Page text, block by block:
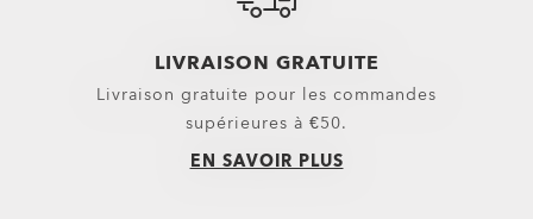
Petits essentiels
Chaussettes
Sweats à capuche & Sweats
Polos
Chemises
LIVRAISON GRATUITE
Livraison gratuite pour les commandes
supérieures à €50.
EN SAVOIR PLUS